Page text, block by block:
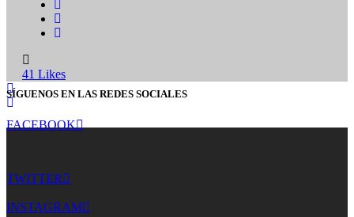
41 Likes
SÍGUENOS EN LAS REDES SOCIALES
FACEBOOK
TWITTER
INSTAGRAM